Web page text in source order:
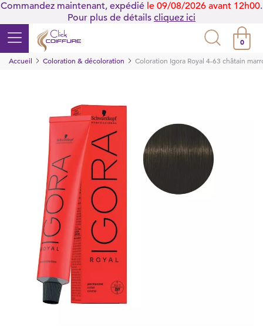
Commandez maintenant, expédié le 09/08/2026 avant 12h00.
Pour plus de détails cliquez ici
0
Accueil
Coloration & décoloration Coloration Igora Royal 4-63 châtain